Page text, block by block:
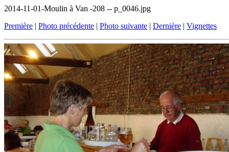
2014-11-01-Moulin à Van -208 -- p_0046.jpg
Première | Photo précédente | Photo suivante | Dernière | Vignettes